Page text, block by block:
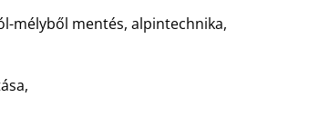
mélyből mentés, alpintechnika,